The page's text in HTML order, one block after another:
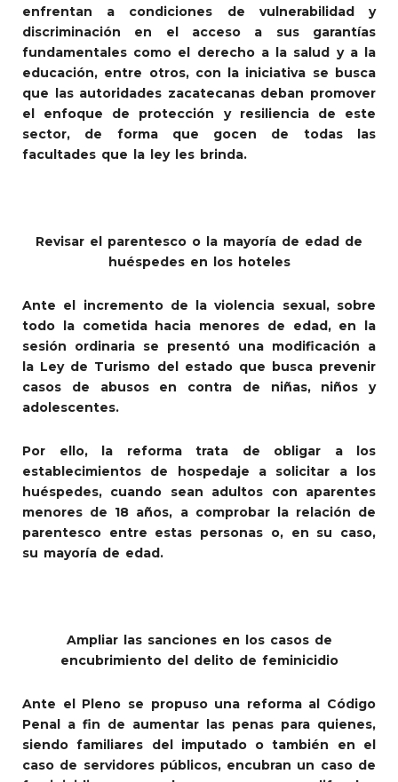
enfrentan a condiciones de vulnerabilidad y
discriminación en el acceso a sus garantías
fundamentales como el derecho a la salud y a la
educación, entre otros, con la iniciativa se busca
que las autoridades zacatecanas deban promover
el enfoque de protección y resiliencia de este
sector, de forma que gocen de todas las
facultades que la ley les brinda.
Revisar el parentesco o la mayoría de edad de
huéspedes en los hoteles
Ante el incremento de la violencia sexual, sobre
todo la cometida hacia menores de edad, en la
sesión ordinaria se presentó una modificación a
la Ley de Turismo del estado que busca prevenir
casos de abusos en contra de niñas, niños y
adolescentes.
Por ello, la reforma trata de obligar a los
establecimientos de hospedaje a solicitar a los
huéspedes, cuando sean adultos con aparentes
menores de 18 años, a comprobar la relación de
parentesco entre estas personas o, en su caso,
su mayoría de edad.
Ampliar las sanciones en los casos de
encubrimiento del delito de feminicidio
Ante el Pleno se propuso una reforma al Código
Penal a fin de aumentar las penas para quienes,
siendo familiares del imputado o también en el
caso de servidores públicos, encubran un caso de